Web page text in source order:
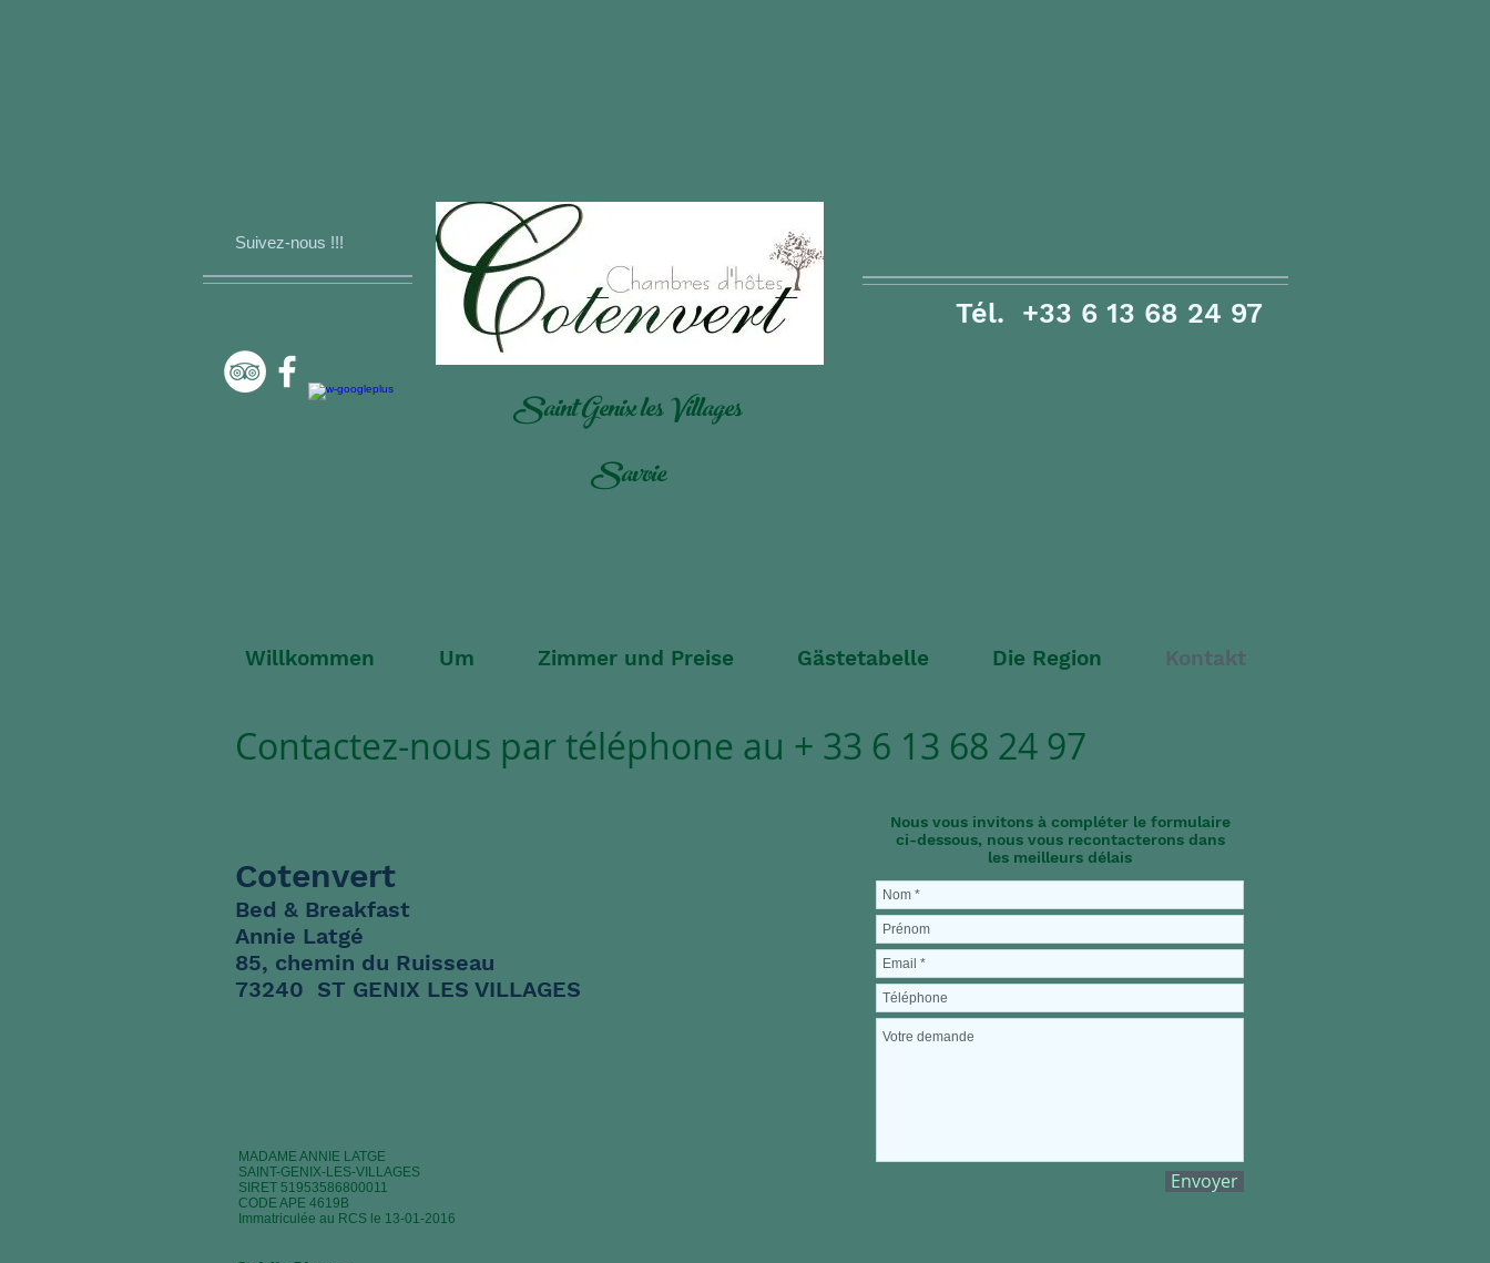
Saint Genix les Villages
Savoie
Suivez-nous !!!
Tél. +33 6 13 68 24 97
Willkommen Um Zimmer und Preise Gästetabelle Die Region Kontakt
Contactez-nous par téléphone au + 33 6 13 68 24 97
Cotenvert
Bed & Breakfast
Annie Latgé
85, chemin du Ruisseau
73240 ST GENIX LES VILLAGES
MADAME ANNIE LATGE
SAINT-GENIX-LES-VILLAGES
SIRET 51953586800011
CODE APE 4619B
Immatriculée au RCS le 13-01-2016
Nous vous invitons à compléter le formulaire
ci-dessous, nous vous recontacterons dans
les meilleurs délais
Envoyer